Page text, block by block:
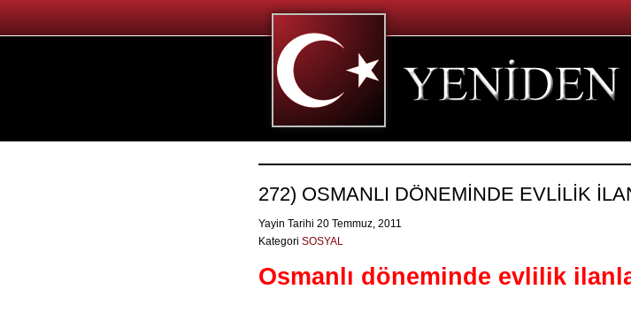
272) OSMANLI DÖNEMİNDE EVLİLİK
Yayin Tarihi 20 Temmuz, 2011
Kategori SOSYAL
Osmanlı döneminde evlilik